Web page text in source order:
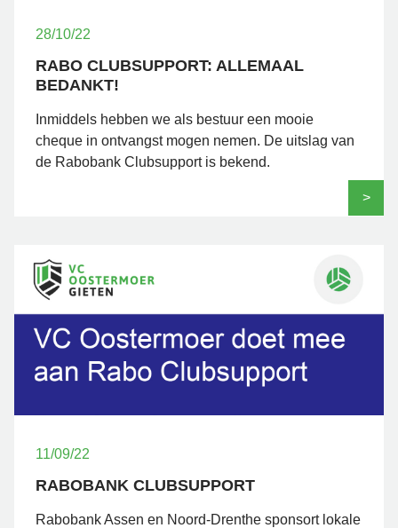
28/10/22
RABO CLUBSUPPORT: ALLEMAAL
BEDANKT!
Inmiddels hebben we als bestuur een mooie
cheque in ontvangst mogen nemen. De uitslag van
de Rabobank Clubsupport is bekend.
>
11/09/22
RABOBANK CLUBSUPPORT
Rabobank Assen en Noord-Drenthe sponsort lokale